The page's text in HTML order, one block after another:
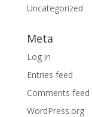
Uncategorized
Meta
Log in
Entries feed
Comments feed
WordPress.org